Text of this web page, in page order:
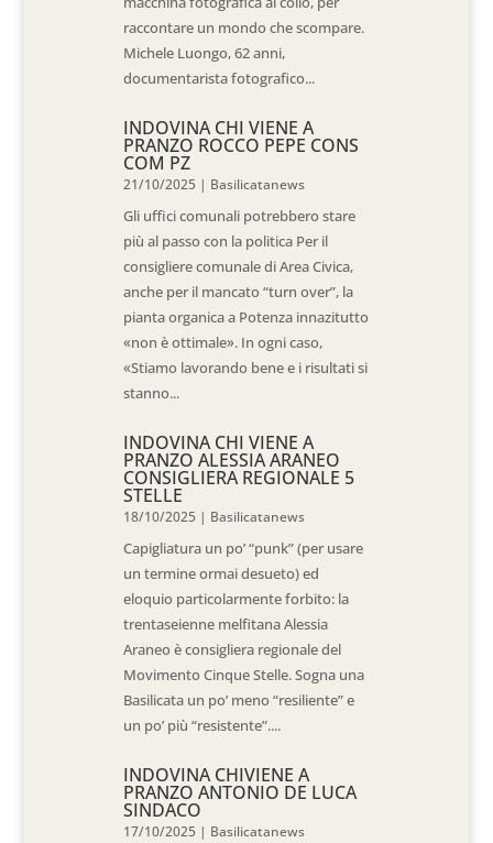
raccontare un mondo che scompare.
Michele Luongo, 62 anni,
documentarista fotografico...
INDOVINA CHI VIENE A
PRANZO ROCCO PEPE CONS
COM PZ
21/10/2025 | Basilicatanews
Gli uffici comunali potrebbero stare
più al passo con la politica Per il
consigliere comunale di Area Civica,
anche per il mancato “turn over”, la
pianta organica a Potenza innazitutto
«non è ottimale». In ogni caso,
«Stiamo lavorando bene e i risultati si
stanno...
INDOVINA CHI VIENE A
PRANZO ALESSIA ARANEO
CONSIGLIERA REGIONALE 5
STELLE
18/10/2025 | Basilicatanews
Capigliatura un po’ “punk” (per usare
un termine ormai desueto) ed
eloquio particolarmente forbito: la
trentaseienne melfitana Alessia
Araneo è consigliera regionale del
Movimento Cinque Stelle. Sogna una
Basilicata un po’ meno “resiliente” e
un po’ più “resistente”....
INDOVINA CHIVIENE A
PRANZO ANTONIO DE LUCA
SINDACO
17/10/2025 | Basilicatanews